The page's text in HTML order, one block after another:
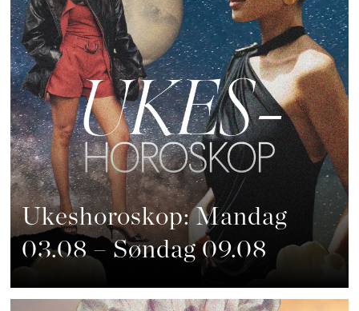
Ukeshoroskop: Mandag
03.08 – Søndag 09.08